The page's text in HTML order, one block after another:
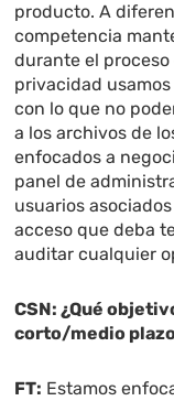
producto. A
competencia
durante el
privacidad
con lo que no
a los archivos de
enfocados a
panel de
usuarios
acceso que deba
auditar cualquier
CSN:¿Qué
corto/medio
FT: Estamos